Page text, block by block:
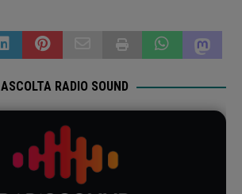
ASCOLTA RADIO SOUND